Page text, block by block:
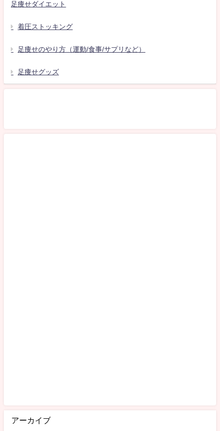
足痩せダイエット
着圧ストッキング
足痩せのやり方（運動/食事/サプリなど）
足痩せグッズ
アーカイブ